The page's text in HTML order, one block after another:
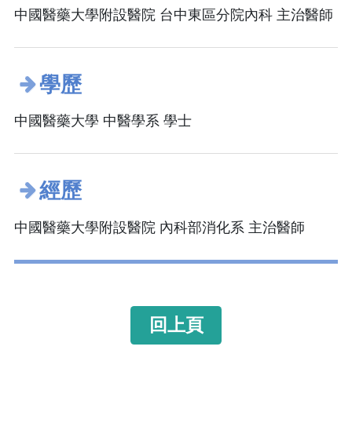
中國醫藥大學附設醫院 台中東區分院內科 主治醫師
學歷
中國醫藥大學 中醫學系 學士
經歷
中國醫藥大學附設醫院 內科部消化系 主治醫師
回上頁